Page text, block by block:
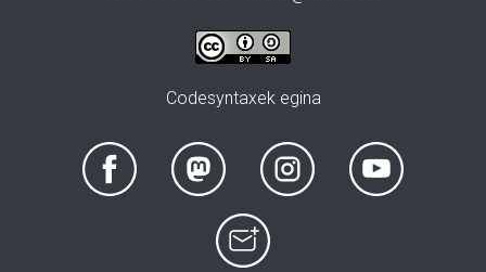
Codesyntaxek egina